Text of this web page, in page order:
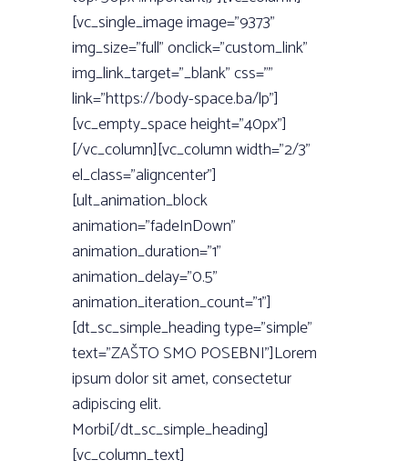
[vc_single_image image=”9373”
img_size=”full” onclick=”custom_link”
img_link_target=”_blank” css=””
link=”https://body-space.ba/lp”]
[vc_empty_space height=”40px”]
[/vc_column][vc_column width=”2/3”
el_class=”aligncenter”]
[ult_animation_block
animation=”fadeInDown”
animation_duration=”1”
animation_delay=”0.5”
animation_iteration_count=”1”]
[dt_sc_simple_heading type=”simple”
text=”ZAŠTO SMO POSEBNI”]Lorem
ipsum dolor sit amet, consectetur
adipiscing elit.
Morbi[/dt_sc_simple_heading]
[vc_column_text]